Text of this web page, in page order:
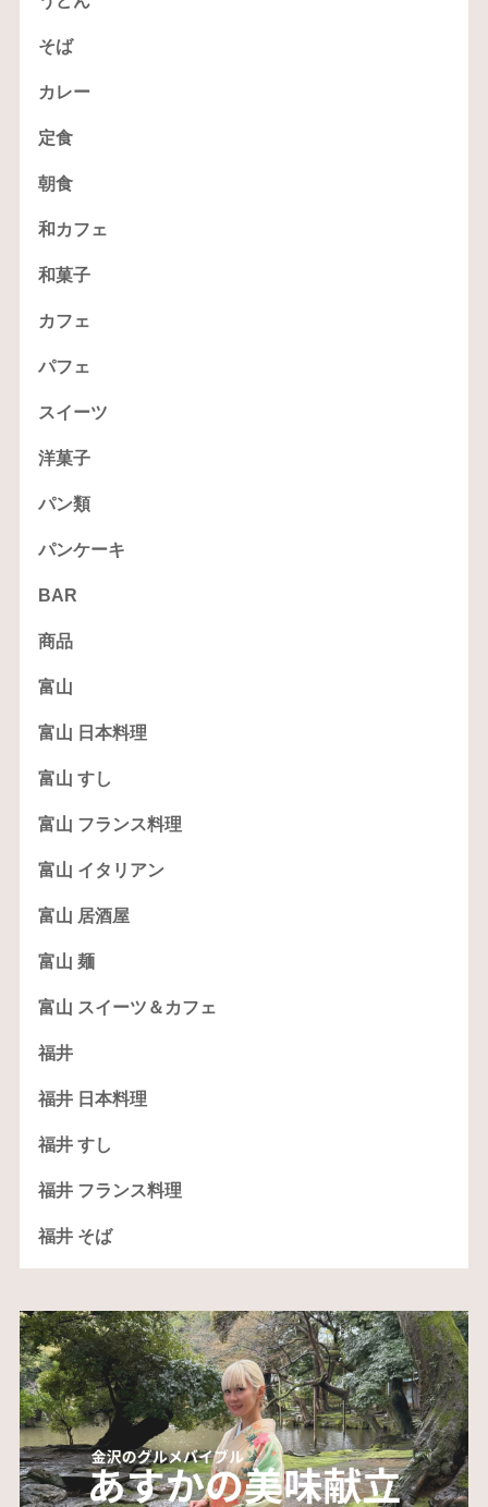
そば
カレー
定食
朝食
和カフェ
和菓子
カフェ
パフェ
スイーツ
洋菓子
パン類
パンケーキ
BAR
商品
富山
富山 日本料理
富山 すし
富山 フランス料理
富山 イタリアン
富山 居酒屋
富山 麺
富山 スイーツ＆カフェ
福井
福井 日本料理
福井 すし
福井 フランス料理
福井 そば